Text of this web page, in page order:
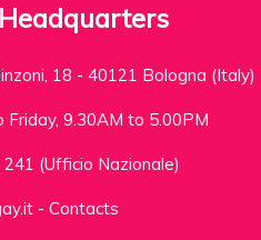
18 - 40121 Bologna (Italy)
Friday, 9.30AM to 5.00PM
(Ufficio Nazionale)
- Contacts